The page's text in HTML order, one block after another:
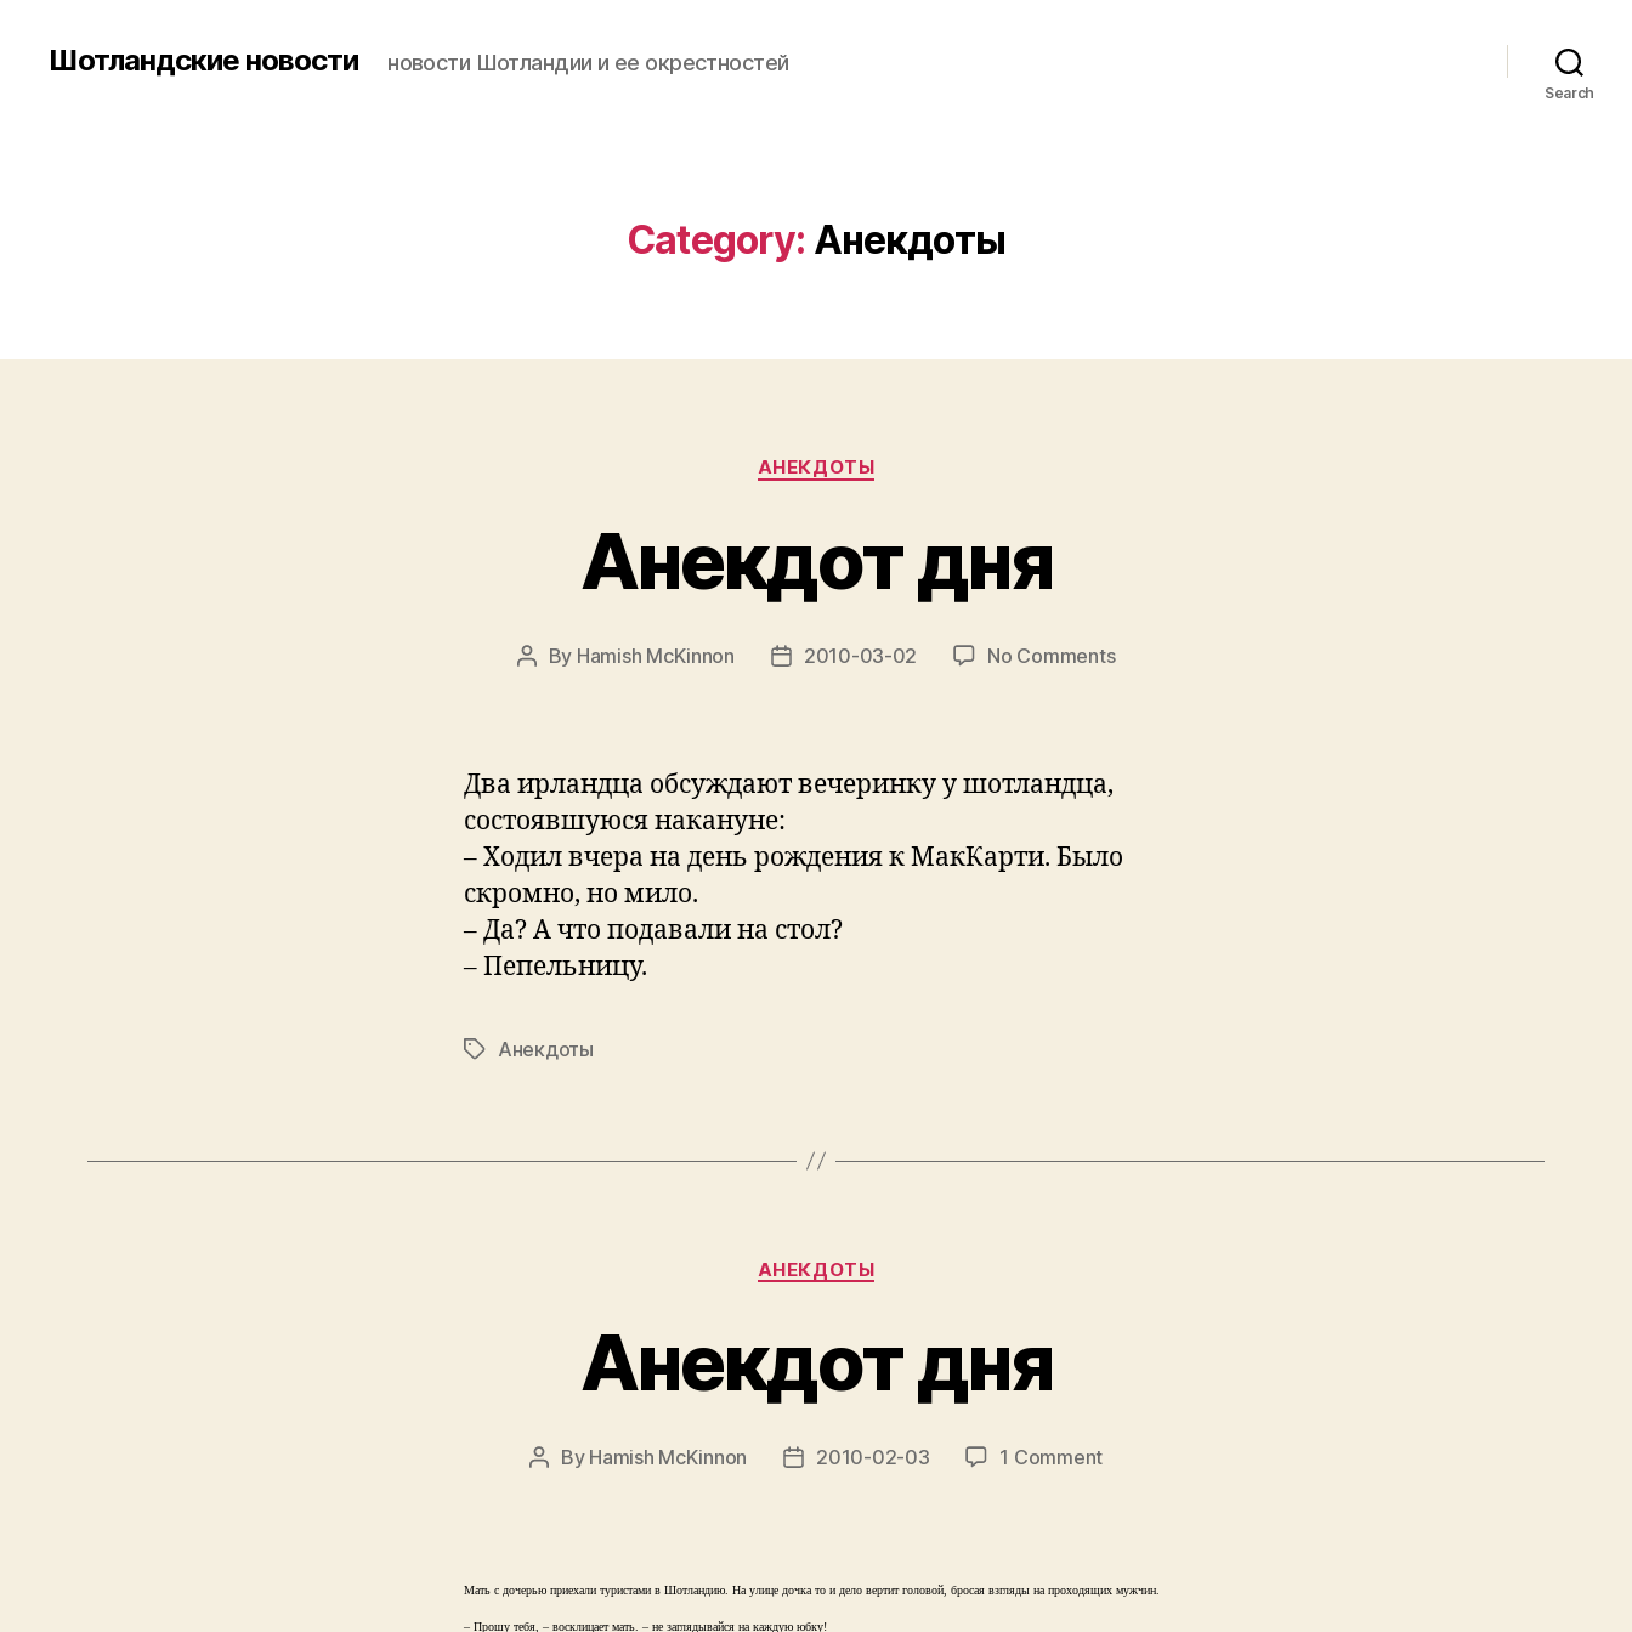
Шотландские новости новости Шотландии и ее окрестностей
Search
Category: Анекдоты
Categories
АНЕКДОТЫ
Анекдот дня
Post
By Hamish McKinnon
Post2010-03-02 No Commentson
Два ирландца обсуждают вечеринку у шотландца,
состоявшуюся накануне:
– Ходил вчера на день рождения к МакКарти. Было
скромно, но мило.
– Да? А что подавали на стол?
– Пепельницу.
TagsАнекдоты
Categories
АНЕКДОТЫ
Анекдот дня
Post
By Hamish McKinnon
Post2010-02-03 1 Commenton
Мать с дочерью приехали туристами в Шотландию. На улице дочка то и дело вертит головой, бросая взгляды на проходящих мужчин.
– Прошу тебя, – восклицает мать. – не заглядывайся на каждую юбку!